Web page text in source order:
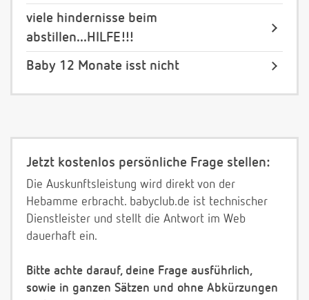
viele hindernisse beim
abstillen...HILFE!!!
Baby 12 Monate isst nicht
Jetzt kostenlos persönliche Frage stellen:
Die Auskunftsleistung wird direkt von der
Hebamme erbracht. babyclub.de ist technischer
Dienstleister und stellt die Antwort im Web
dauerhaft ein.
Bitte achte darauf, deine Frage ausführlich,
sowie in ganzen Sätzen und ohne Abkürzungen